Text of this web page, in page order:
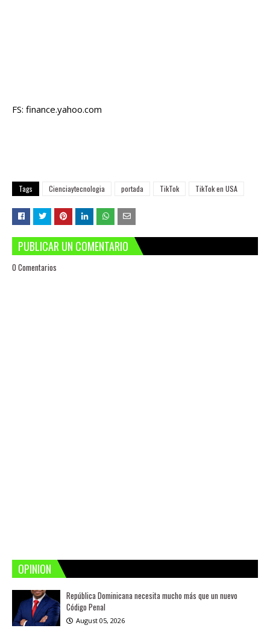
FS: finance.yahoo.com
Tags Cienciaytecnologia portada TikTok TikTok en USA
PUBLICAR UN COMENTARIO
0 Comentarios
OPINION
República Dominicana necesita mucho más que un nuevo
Código Penal
August 05, 2026